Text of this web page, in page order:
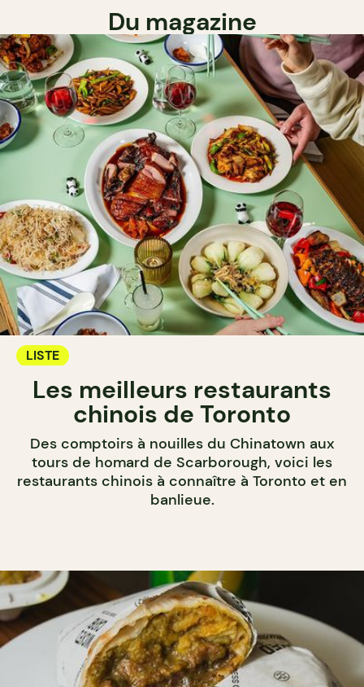
Du magazine
LISTE
Les meilleurs restaurants
chinois de Toronto
Des comptoirs à nouilles du Chinatown aux
tours de homard de Scarborough, voici les
restaurants chinois à connaître à Toronto et en
banlieue.